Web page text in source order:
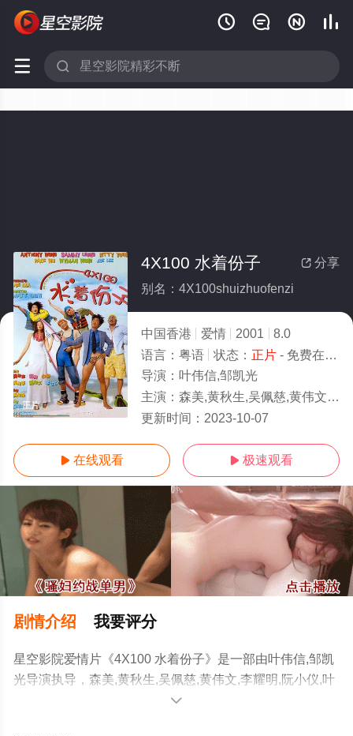
   
 
正片
 分享
4X100 水着份子
别名：4X100shuizhuofenzi
中国香港 爱情 2001
8.0
语言： 粤语 状态： 正片- 免费在线观看
导演： 叶伟信,邹凯光
主演： 森美,黄秋生,吴佩慈,黄伟文,李耀明,阮小仪,叶伟信,罗兰,何华超
更新时间： 2023-10-07
 在线观看  极速观看
剧情介绍 我要评分
星空影院爱情片《4X100 水着份子》是一部由叶伟信,邹凯
光导演执导，森美,黄秋生,吴佩慈,黄伟文,李耀明,阮小仪,叶
伟信,罗兰,何华超等演员精彩演绎的中国香港电影，手机免
